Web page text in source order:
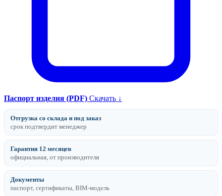
Паспорт изделия (PDF) Скачать ↓
Отгрузка со склада и под заказ
срок подтвердит менеджер
Гарантия 12 месяцев
официальная, от производителя
Документы
паспорт, сертификаты, BIM-модель